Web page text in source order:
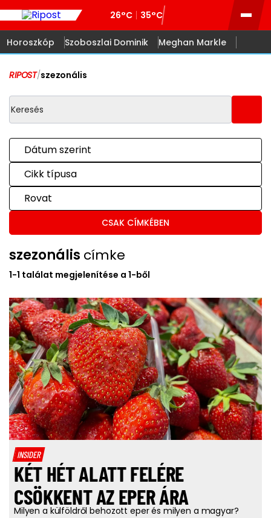
26°C 35°C
Horoszkóp Szoboszlai Dominik Meghan Markle
RIPOST/szezonális
Dátum szerint
Cikk típusa
Rovat
CSAK CÍMKÉBEN
szezonális címke
1-1 találat megjelenítése a 1-ből
INSIDER
KÉT HÉT ALATT FELÉRE
CSÖKKENT AZ EPER ÁRA
Milyen a külföldről behozott eper és milyen a magyar?